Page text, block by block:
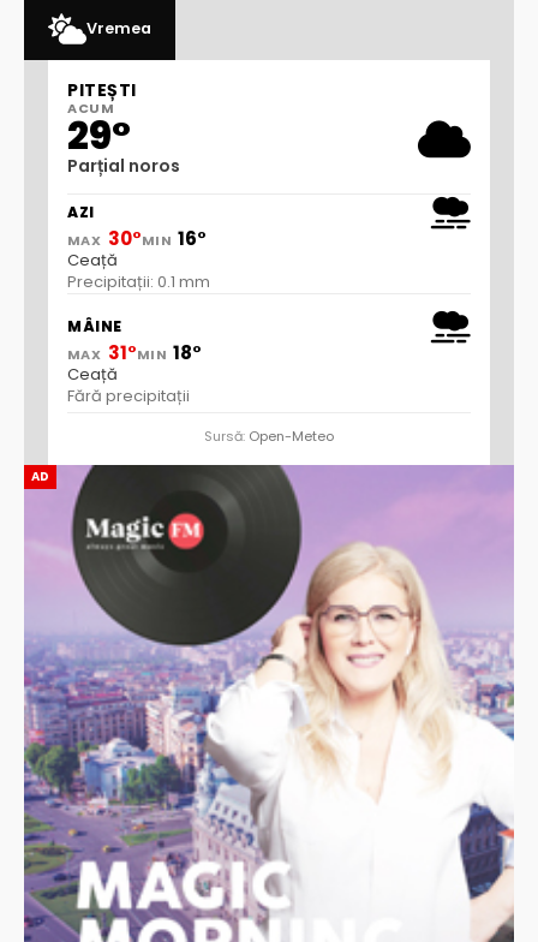
AD
Vremea
PITEȘTI
ACUM
29°
Parțial noros
AZI
MAX 30°MIN 16°
Ceață
Precipitații: 0.1 mm
MÂINE
MAX 31°MIN 18°
Ceață
Fără precipitații
Sursă: Open-Meteo